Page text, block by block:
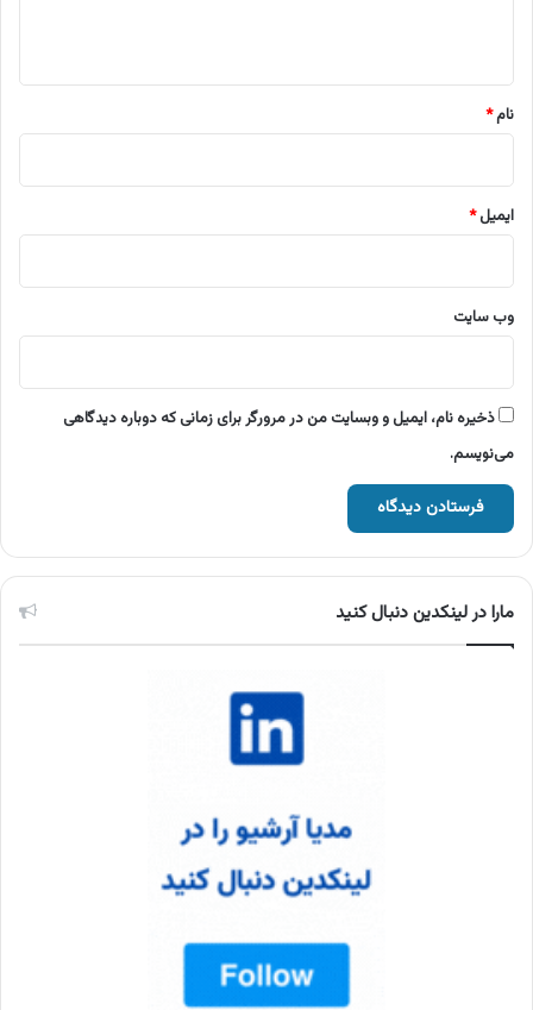
نام*
ایمیل*
وب‌ سایت
ذخیره نام، ایمیل و وبسایت من در مرورگر برای زمانی که دوباره دیدگاهی
می‌نویسم.
مارا در لینکدین دنبال کنید